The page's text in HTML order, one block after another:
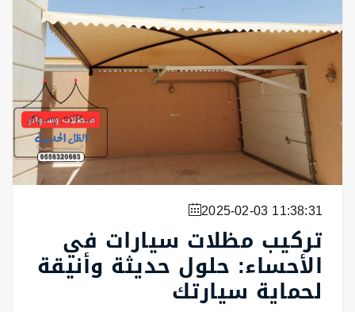
2025-02-03 11:38:31
تركيب مظلات سيارات في
الأحساء: حلول حديثة وأنيقة
لحماية سيارتك